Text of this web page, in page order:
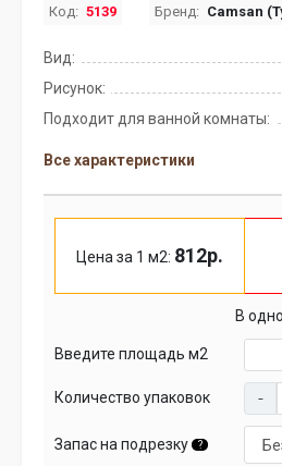
Код: 5139 Бренд: Camsan
Вид:
Рисунок:
Подходит для ванной комнаты:
Все характеристики
Цена за 1 м2: 812р.
В
Введите площадь м2
Количество упаковок
Запас на подрезку ?